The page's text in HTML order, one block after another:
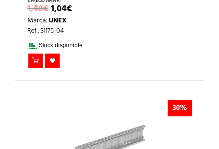
1,48€EL
PRECIO
ORIGINAL
ERA:
1,48€.
1,04€EL
PRECIO
1,04€.
Marca:UNEX
Ref.: 31175-04
Stock disponible.
30%